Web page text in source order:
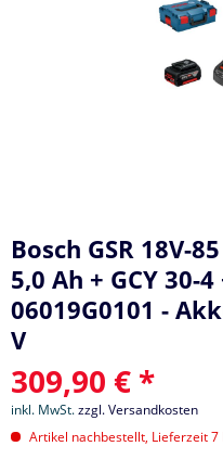
Bosch GSR 18V-
5,0 Ah + GCY 30-4
06019G0101 -
V
309,90 € *
inkl. MwSt.zzgl. Versandkosten
Artikel nachbestellt, Lieferzeit 7